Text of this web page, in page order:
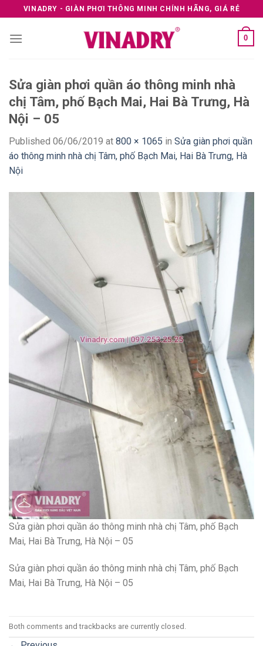
to
content
VINADRY - GIÀN PHƠI THÔNG MINH CHÍNH HÃNG, GIÁ RẺ
0
Sửa giàn phơi quần áo thông minh nhà
chị Tâm, phố Bạch Mai, Hai Bà Trưng, Hà
Nội – 05
Published 06/06/2019 at 800 × 1065 in Sửa giàn phơi quần
áo thông minh nhà chị Tâm, phố Bạch Mai, Hai Bà Trưng, Hà
Nội
Sửa giàn phơi quần áo thông minh nhà chị Tâm, phố Bạch
Mai, Hai Bà Trưng, Hà Nội – 05
Sửa giàn phơi quần áo thông minh nhà chị Tâm, phố Bạch
Mai, Hai Bà Trưng, Hà Nội – 05
Both comments and trackbacks are currently closed.